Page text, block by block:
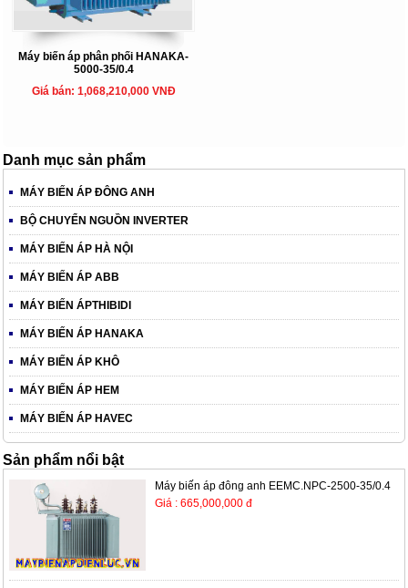
Máy biến áp phân phối HANAKA-
5000-35/0.4
Giá bán: 1,068,210,000 VNĐ
Danh mục sản phẩm
MÁY BIẾN ÁP ĐÔNG ANH
BỘ CHUYỂN NGUỒN INVERTER
MÁY BIẾN ÁP HÀ NỘI
MÁY BIẾN ÁP ABB
MÁY BIẾN ÁPTHIBIDI
MÁY BIẾN ÁP HANAKA
MÁY BIẾN ÁP KHÔ
MÁY BIẾN ÁP HEM
MÁY BIẾN ÁP HAVEC
Sản phẩm nổi bật
Máy biến áp đông anh EEMC.NPC-2500-35/0.4
Giá : 665,000,000 đ